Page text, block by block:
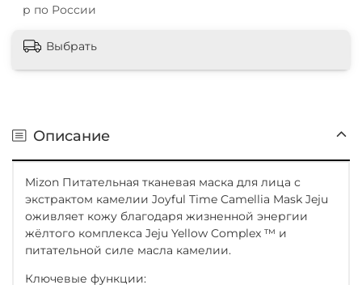
р по России
Выбрать
Описание
Mizon Питательная тканевая маска для лица с
экстрактом камелии Joyful Time Camellia Mask Jeju
оживляет кожу благодаря жизненной энергии
жёлтого комплекса Jeju Yellow Complex ™ и
питательной силе масла камелии.
Ключевые функции: